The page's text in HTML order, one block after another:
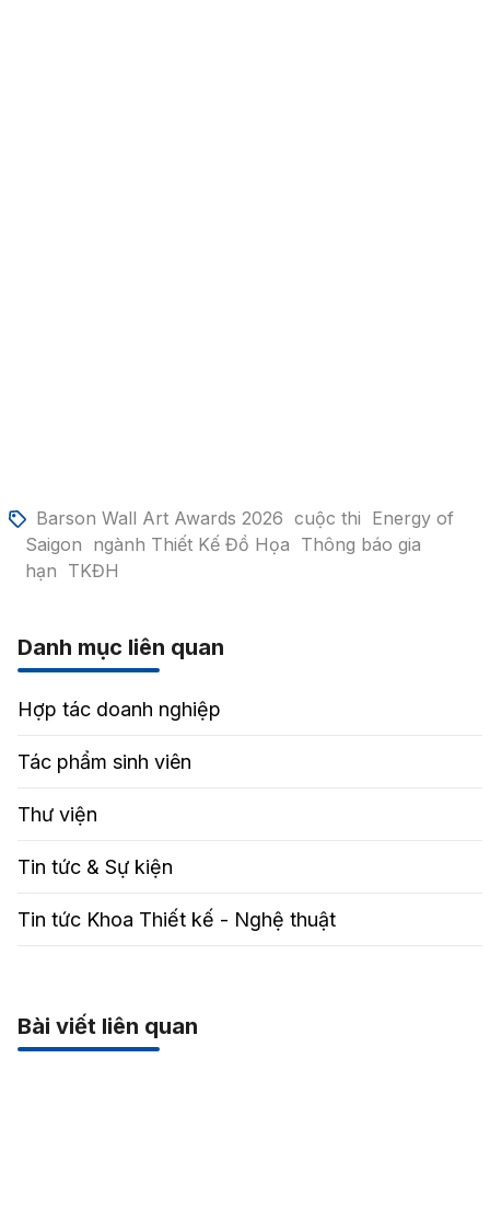
Barson Wall Art Awards 2026 cuộc thi Energy of
Saigon ngành Thiết Kế Đồ Họa Thông báo gia
hạn TKĐH
Danh mục liên quan
Hợp tác doanh nghiệp
Tác phẩm sinh viên
Thư viện
Tin tức & Sự kiện
Tin tức Khoa Thiết kế - Nghệ thuật
Bài viết liên quan